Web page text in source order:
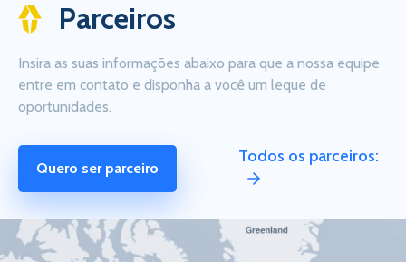
Parceiros
Insira as suas informações abaixo para que a nossa equipe
entre em contato e disponha a você um leque de
oportunidades.
Quero ser parceiro
Todos os parceiros: